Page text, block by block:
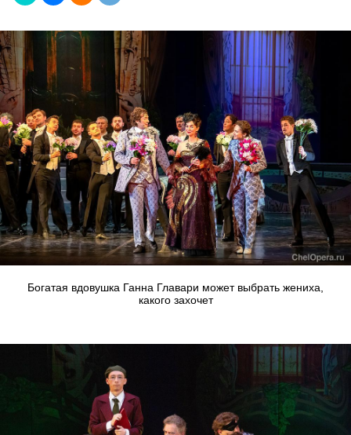
Богатая вдовушка Ганна Главари может выбрать жениха,
какого захочет